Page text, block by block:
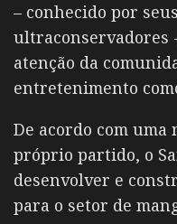
– conhecido por
ultraconservadores
atenção da
entretenimento
De acordo com
próprio partido, o
desenvolver e
para o setor de